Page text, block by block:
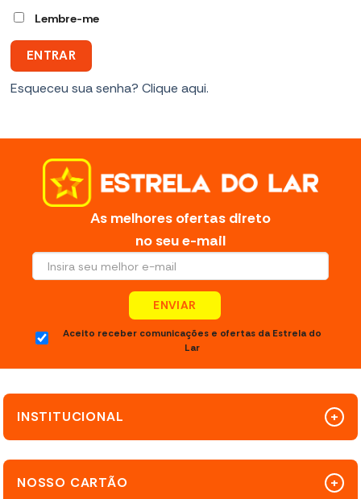
Lembre-me
ENTRAR
Esqueceu sua senha? Clique aqui.
As melhores ofertas direto
no seu e-mail
ENVIAR
Aceito receber comunicações e ofertas da Estrela do
Lar
INSTITUCIONAL
NOSSO CARTÃO